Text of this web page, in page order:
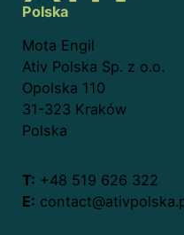
Polska
Mota Engil
Ativ Polska Sp. z o.o.
Opolska 110
31-323 Kraków
Polska
T: +48 519 626 322
E: